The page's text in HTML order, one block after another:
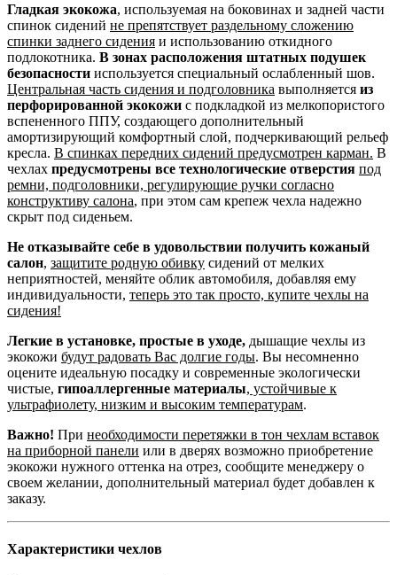
Гладкая экокожа, используемая на боковинах и задней части
спинок сидений не препятствует раздельному сложению
спинки заднего сидения и использованию откидного
подлокотника. В зонах расположения штатных подушек
безопасности используется специальный ослабленный шов.
Центральная часть сидения и подголовника выполняется из
перфорированной экокожи с подкладкой из мелкопористого
вспененного ППУ, создающего дополнительный
амортизирующий комфортный слой, подчеркивающий рельеф
кресла. В спинках передних сидений предусмотрен карман. В
чехлах предусмотрены все технологические отверстия под
ремни, подголовники, регулирующие ручки согласно
конструктиву салона, при этом сам крепеж чехла надежно
скрыт под сиденьем.
Не отказывайте себе в удовольствии получить кожаный
салон, защитите родную обивку сидений от мелких
неприятностей, меняйте облик автомобиля, добавляя ему
индивидуальности, теперь это так просто, купите чехлы на
сидения!
Легкие в установке, простые в уходе, дышащие чехлы из
экокожи будут радовать Вас долгие годы. Вы несомненно
оцените идеальную посадку и современные экологически
чистые, гипоаллергенные материалы, устойчивые к
ультрафиолету, низким и высоким температурам.
Важно! При необходимости перетяжки в тон чехлам вставок
на приборной панели или в дверях возможно приобретение
экокожи нужного оттенка на отрез, сообщите менеджеру о
своем желании, дополнительный материал будет добавлен к
заказу.
Характеристики чехлов